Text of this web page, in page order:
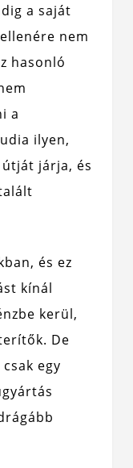
a saját
nem
hasonló
a
ilyen,
járja, és
és ez
kínál
kerül,
De
egy